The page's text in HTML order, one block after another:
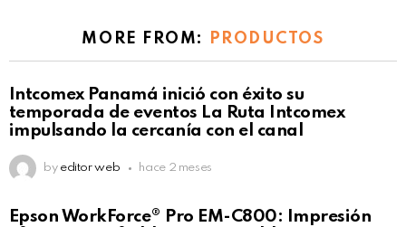
MORE FROM: PRODUCTOS
Intcomex Panamá inició con éxito su
temporada de eventos La Ruta Intcomex
impulsando la cercanía con el canal
by editor web hace 2 meses
Epson WorkForce® Pro EM-C800: Impresión